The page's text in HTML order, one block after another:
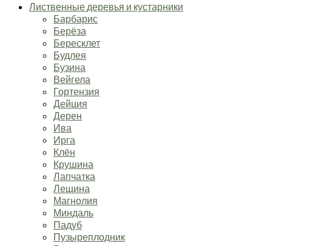
Лиственные деревья и кустарники
Барбарис
Берёза
Бересклет
Будлея
Бузина
Вейгела
Гортензия
Дейция
Дерен
Ива
Ирга
Клён
Крушина
Лапчатка
Лещина
Магнолия
Миндаль
Падуб
Пузыреплодник